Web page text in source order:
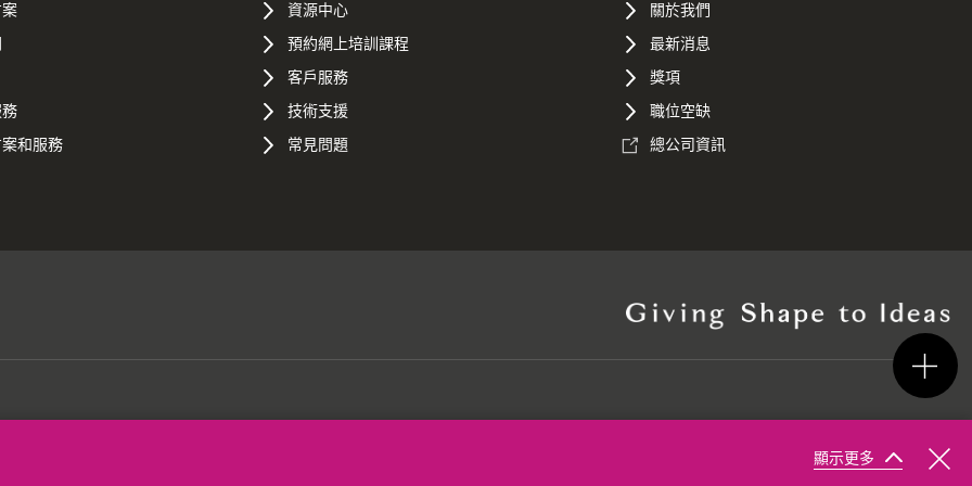
顯示更多
和服務
資源中心
預約網上培訓課程
客戶服務
技術支援
常見問題
關於我們
最新消息
獎項
職位空缺
總公司資訊